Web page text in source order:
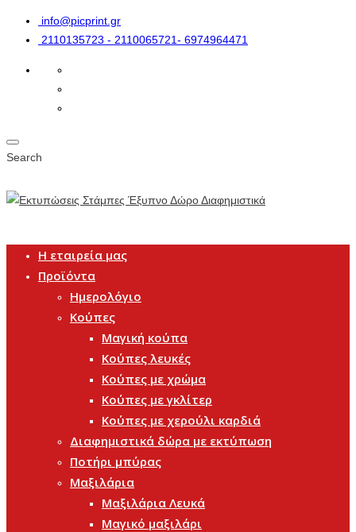
info@picprint.gr
2110135723 - 2110065721- 6974964471
Search
Η εταιρεία μας
Προϊόντα
Ημερολόγιο
Κούπες
Μαγική κούπα
Κούπες λευκές
Κούπες με χρώμα
Κούπες με γκλίτερ
Κούπες με χερούλι καρδιά
Διαφημιστικά δώρα με εκτύπωση
Ποτήρι μπύρας
Μαξιλάρια
Μαξιλάρια Λευκά
Μαγικό μαξιλάρι